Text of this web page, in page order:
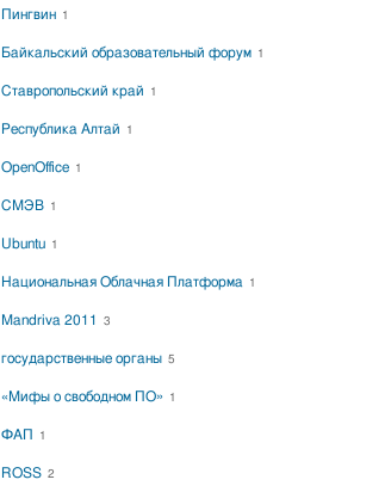
Пингвин 1
Байкальский образовательный форум 1
Ставропольский край 1
Республика Алтай 1
OpenOffice 1
СМЭВ 1
Ubuntu 1
Национальная Облачная Платформа 1
Mandriva 2011 3
государственные органы 5
«Мифы о свободном ПО» 1
ФАП 1
ROSS 2